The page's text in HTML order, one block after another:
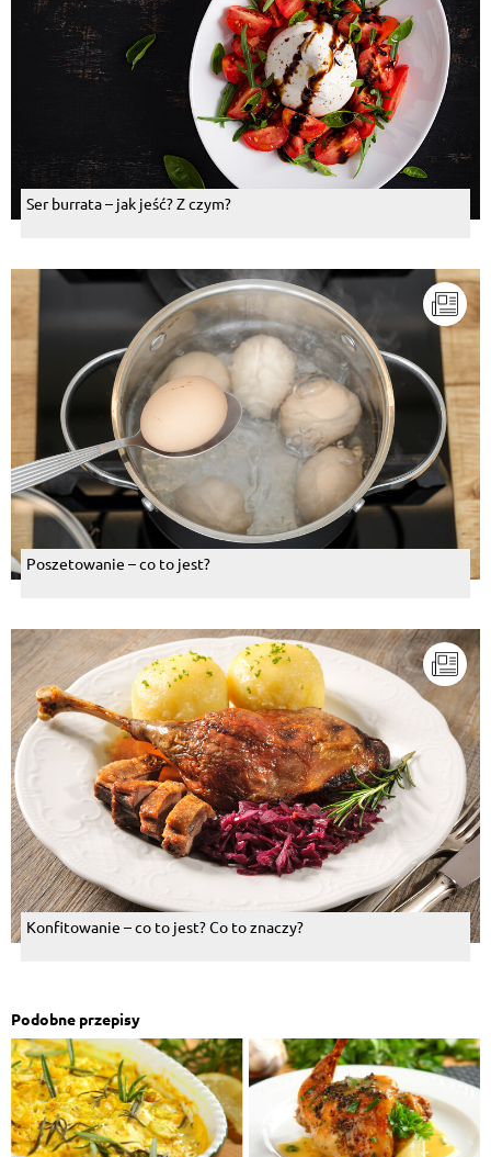
Ser burrata – jak jeść? Z czym?
Poszetowanie – co to jest?
Konfitowanie – co to jest? Co to znaczy?
Podobne przepisy